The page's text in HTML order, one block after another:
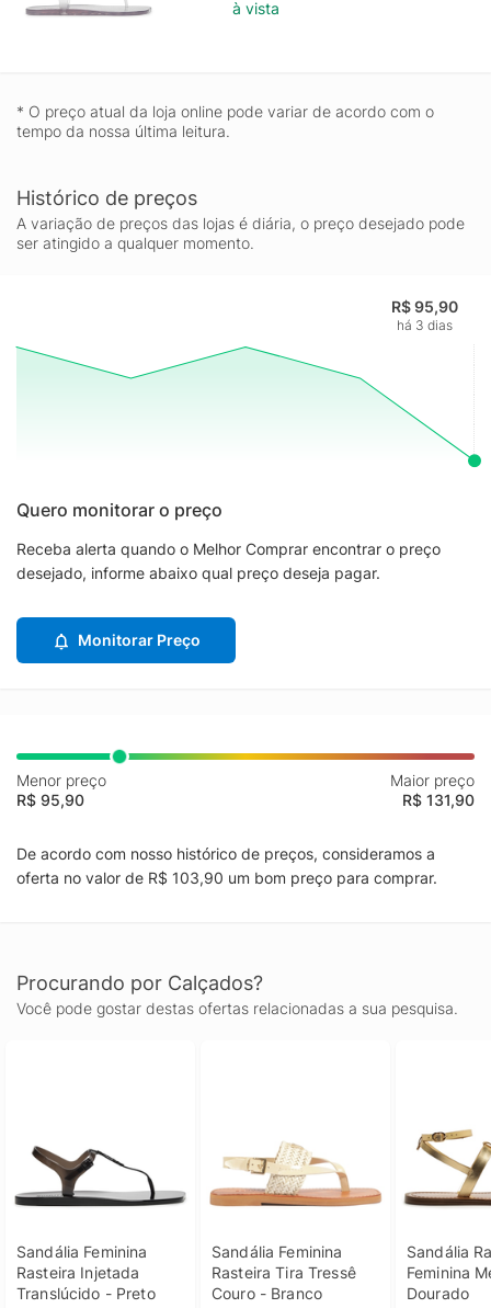
à vista
* O preço atual da loja online pode variar de acordo com o
tempo da nossa última leitura.
Histórico de preços
A variação de preços das lojas é diária, o preço desejado pode
ser atingido a qualquer momento.
R$ 95,90
há 3 dias
Quero monitorar o preço
Receba alerta quando o Melhor Comprar encontrar o preço
desejado, informe abaixo qual preço deseja pagar.
Monitorar Preço
Menor preço
R$ 95,90
Maior preço
R$ 131,90
De acordo com nosso histórico de preços, consideramos a
oferta no valor de R$ 103,90 um bom preço para comprar.
Procurando por Calçados?
Você pode gostar destas ofertas relacionadas a sua pesquisa.
Sandália Feminina
Rasteira Injetada
Translúcido - Preto
Sandália Feminina
Rasteira Tira Tressê
Couro - Branco
Sandália
Feminina
Dourado